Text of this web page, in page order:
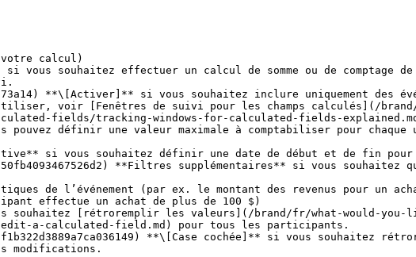
vous souhaitez effectuer un calcul de somme ou de comptage
voir [Fenêtres de suivi pour les champs calculés](/
fields/tracking-windows-for-calculated-fields-
pouvez définir une valeur maximale à comptabiliser pour
si vous souhaitez définir une date de début et de fin
**Filtres supplémentaires** si vous souhaitez
effectue un achat de plus de 100 $)
[rétroremplir les valeurs](/brand/fr/what-would-you-
a-calculated-field.md) pour tous les participants.
modifications.